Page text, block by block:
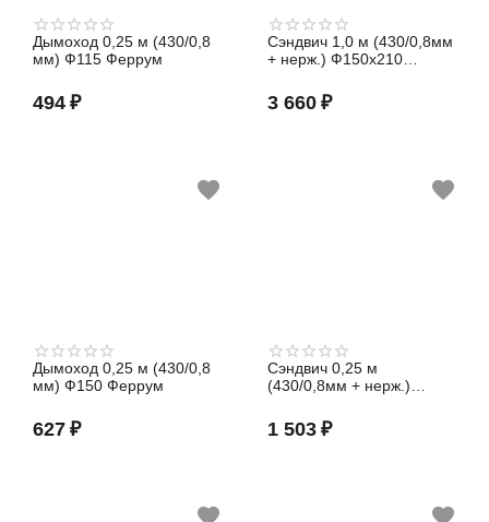
Дымоход 0,25 м (430/0,8
мм) Ф115 Феррум
494 ₽
Сэндвич 1,0 м (430/0,8мм
+ нерж.) Ф150х210
3 660 ₽
Дымоход 0,25 м (430/0,8
мм) Ф150 Феррум
627 ₽
Сэндвич 0,25 м
(430/0,8мм + нерж.)
1 503 ₽